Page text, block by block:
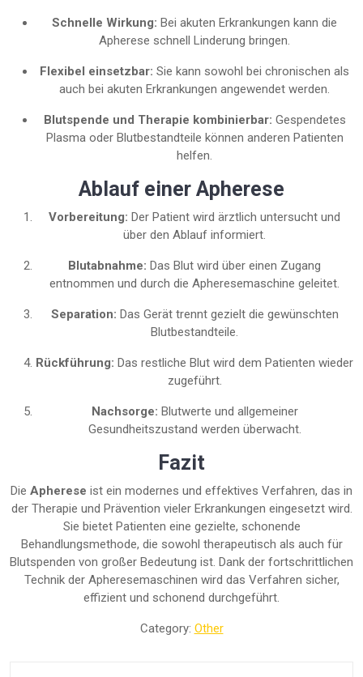
Schnelle Wirkung: Bei akuten Erkrankungen kann die
Apherese schnell Linderung bringen.
Flexibel einsetzbar: Sie kann sowohl bei chronischen als
auch bei akuten Erkrankungen angewendet werden.
Blutspende und Therapie kombinierbar: Gespendetes
Plasma oder Blutbestandteile können anderen Patienten
helfen.
Ablauf einer Apherese
Vorbereitung: Der Patient wird ärztlich untersucht und
über den Ablauf informiert.
Blutabnahme: Das Blut wird über einen Zugang
entnommen und durch die Apheresemaschine geleitet.
Separation: Das Gerät trennt gezielt die gewünschten
Blutbestandteile.
Rückführung: Das restliche Blut wird dem Patienten wieder
zugeführt.
Nachsorge: Blutwerte und allgemeiner
Gesundheitszustand werden überwacht.
Fazit
Die Apherese ist ein modernes und effektives Verfahren, das in
der Therapie und Prävention vieler Erkrankungen eingesetzt wird.
Sie bietet Patienten eine gezielte, schonende
Behandlungsmethode, die sowohl therapeutisch als auch für
Blutspenden von großer Bedeutung ist. Dank der fortschrittlichen
Technik der Apheresemaschinen wird das Verfahren sicher,
effizient und schonend durchgeführt.
Category: Other